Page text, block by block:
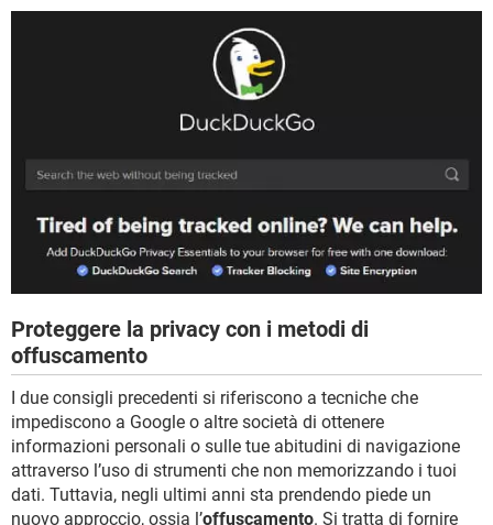
Proteggere la privacy con i metodi di
offuscamento
I due consigli precedenti si riferiscono a tecniche che
impediscono a Google o altre società di ottenere
informazioni personali o sulle tue abitudini di navigazione
attraverso l’uso di strumenti che non memorizzando i tuoi
dati. Tuttavia, negli ultimi anni sta prendendo piede un
nuovo approccio, ossia l’offuscamento. Si tratta di fornire